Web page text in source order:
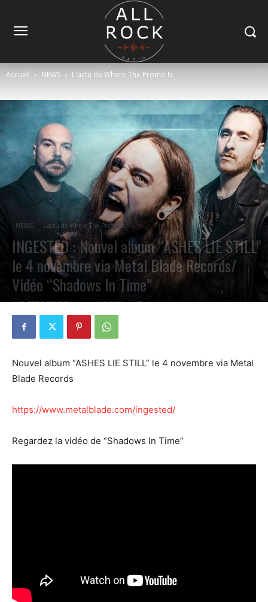
Accueil NEWS L'actu de Where The Promo Is
NEWS L'actu de Where The Promo Is
INGESTED : Nouvel album “ASHES LIE STILL”
le 4 novembre via Metal Blade Records/
Vidéo “Shadows In Time”
PAR PETE CIRCLE 9 AOÛT 2022 0
Nouvel album “ASHES LIE STILL” le 4 novembre via Metal
Blade Records
https://www.metalblade.com/ingested/
Regardez la vidéo de “Shadows In Time”